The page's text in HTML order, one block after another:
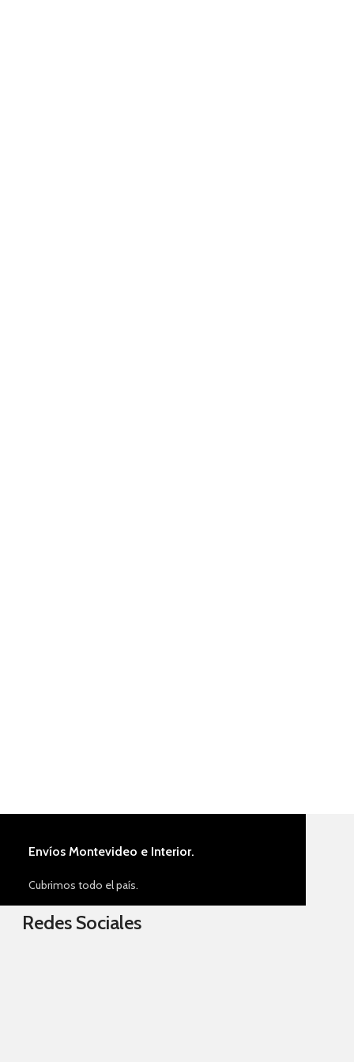
Envíos Montevideo e Interior.
Cubrimos todo el país.
Redes Sociales